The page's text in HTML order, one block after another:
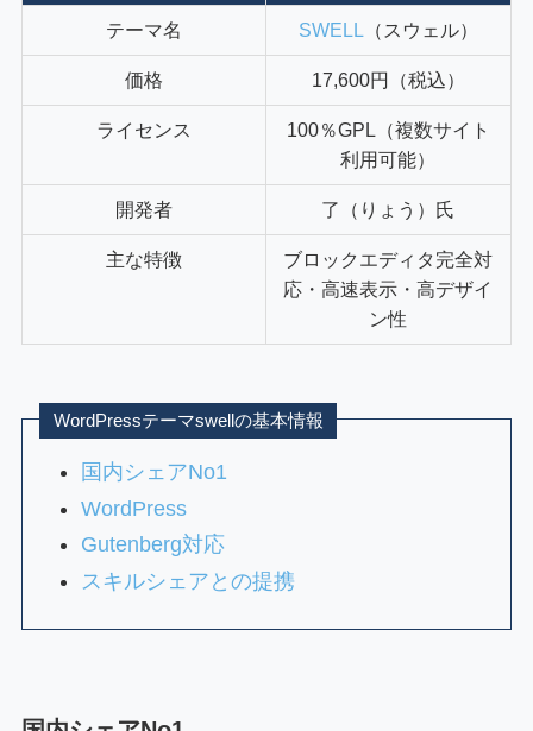
テーマ名 SWELL （スウェル）
価格 17,600円（税込）
ライセンス
100％GPL（複数サイト
利用可能）
開発者 了（りょう）氏
主な特徴
ブロックエディタ完全対
応・高速表示・高デザイ
ン性
WordPressテーマswellの基本情報
国内シェアNo1
WordPress
Gutenberg対応
スキルシェアとの提携